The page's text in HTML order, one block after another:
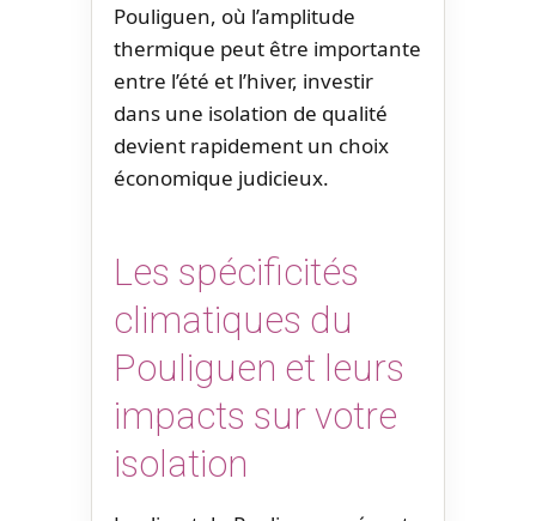
Pouliguen, où l’amplitude
thermique peut être importante
entre l’été et l’hiver, investir
dans une isolation de qualité
devient rapidement un choix
économique judicieux.
Les spécificités
climatiques du
Pouliguen et leurs
impacts sur votre
isolation